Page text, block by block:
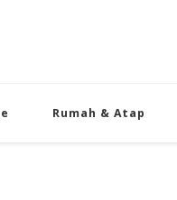
Rumah & Atap